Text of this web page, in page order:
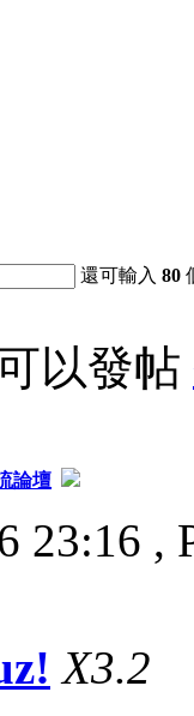
還可輸入80
以發帖
論壇
23:16 ,
X3.2